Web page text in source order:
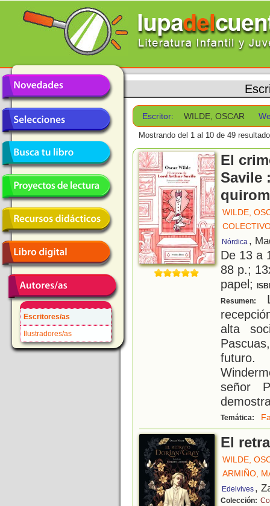
Escritores/as
Ilustradores/as
Escritor: WILDE, OSCAR
Mostrando del 1 al 10 de 49
El
Savile
WILDE,
Nórdica ,
De 13 a
88 p.;
papel;
Resumen:
alta
señor
Temática:
El
WILDE,
ARMIÑO,
Edelvives ,
Colección: